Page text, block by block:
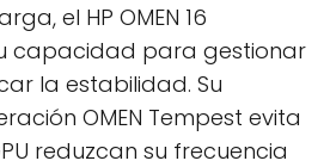
el HP OMEN 16
capacidad para gestionar
la estabilidad. Su
OMEN Tempest evita
reduzcan su frecuencia